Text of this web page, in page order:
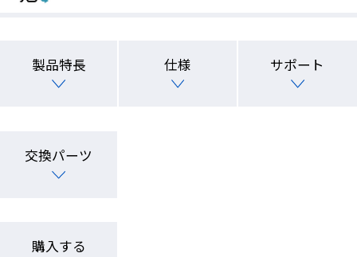
製品特長 仕様 サポート
交換パーツ
購入する